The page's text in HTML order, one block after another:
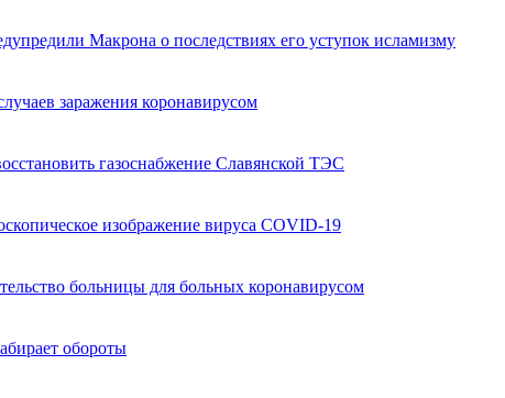
Макрона о последствиях его уступок исламизму
заражения коронавирусом
газоснабжение Славянской ТЭС
изображение вируса COVID-19
больницы для больных коронавирусом
обороты